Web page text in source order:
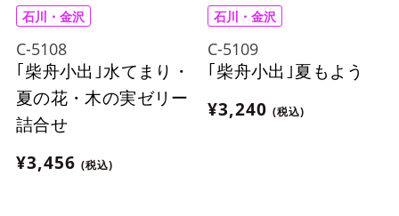
石川・金沢
C-5108
｢柴舟小出｣水てまり・
夏の花・木の実ゼリー
詰合せ
¥3,456 (税込)
石川・金沢
C-5109
｢柴舟小出｣夏もよう
¥3,240 (税込)